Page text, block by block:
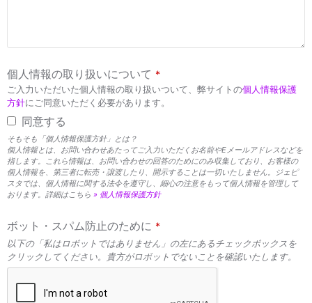
個人情報の取り扱いについて *
ご入力いただいた個人情報の取り扱いついて、弊サイトの個人情報保護
方針にご同意いただく必要があります。
同意する
そもそも「個人情報保護方針」とは？
個人情報とは、お問い合わせあたってご入力いただくお名前やEメールアドレスなどを
指します。これら情報は、お問い合わせの回答のためにのみ収集しており、お客様の
個人情報を、第三者に転売・譲渡したり、開示することは一切いたしません。ジェピ
スタでは、個人情報に関する法令を遵守し、細心の注意をもって個人情報を管理して
おります。詳細はこちら » 個人情報保護方針
ボット・スパム防止のために *
以下の「私はロボットではありません」の左にあるチェックボックスを
クリックしてください。貴方がロボットでないことを確認いたします。